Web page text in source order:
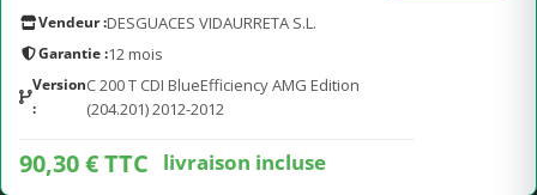
Vendeur :DESGUACES VIDAURRETA S.L.
Garantie :12 mois
Version
:
C 200 T CDI BlueEfficiency AMG Edition
(204.201) 2012-2012
90,30 € TTC livraison incluse